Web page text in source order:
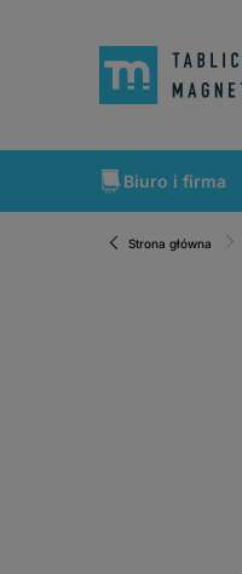
Biuro i firma
Strona główna